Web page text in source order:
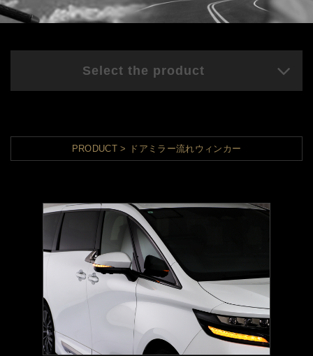
Select the product
PRODUCT ドアミラー流れウィンカー
個人資料修改
會員登出
填寫匯款通知